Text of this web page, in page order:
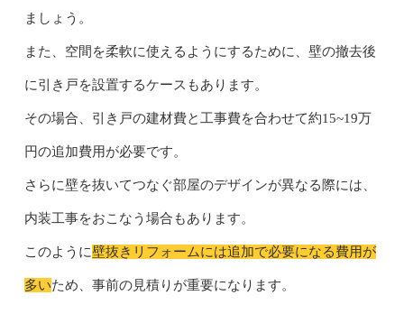
ましょう。
また、空間を柔軟に使えるようにするために、壁の撤去後
に引き戸を設置するケースもあります。
その場合、引き戸の建材費と工事費を合わせて約15~19万
円の追加費用が必要です。
さらに壁を抜いてつなぐ部屋のデザインが異なる際には、
内装工事をおこなう場合もあります。
このように壁抜きリフォームには追加で必要になる費用が
多いため、事前の見積りが重要になります。